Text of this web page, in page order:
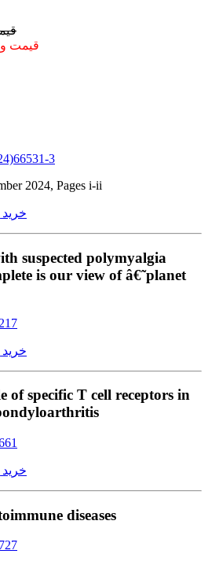
قیمت :
قیمت ویژه :
3
2024, Pages i-ii
خرید
suspected polymyalgia
is our view of â€˜planet
خرید
of specific T cell receptors in
خرید
diseases